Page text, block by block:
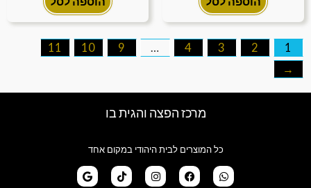
1
2
3
4
…
9
10
11
←
מרכז הפצה והגית בו
כל המוצרים לבית היהודי במקום אחד